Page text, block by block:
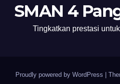
SMAN 4
Tingkatkan prestasi
Proudly powered by WordPress |